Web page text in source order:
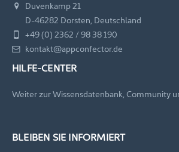
Duvenkamp 21
D-46282 Dorsten, Deutschland
+49 (0) 2362 / 98 38 190
kontakt@appconfector.de
HILFE-CENTER
Weiter zur Wissensdatenbank, Community
BLEIBEN SIE INFORMIERT